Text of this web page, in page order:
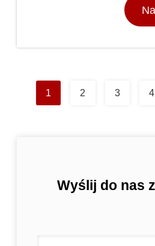
1 2 3 4
Wyślij do nas